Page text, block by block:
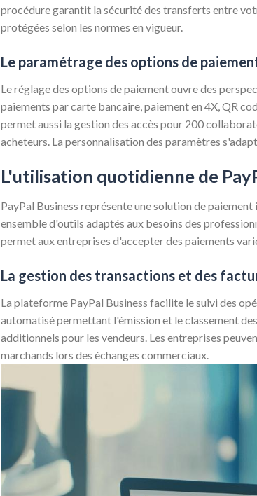
procédure garantit la sécurité des transferts entre
protégées selon les normes en vigueur.
Le paramétrage des options de
Le réglage des options de paiement ouvre des
paiements par carte bancaire, paiement en 4X, QR
permet aussi la gestion des accès pour 200
acheteurs. La personnalisation des paramètres
L'utilisation quotidienne de
PayPal Business représente une solution de
ensemble d'outils adaptés aux besoins des
permet aux entreprises d'accepter des paiements
La gestion des transactions et des
La plateforme PayPal Business facilite le suivi des
automatisé permettant l'émission et le classement
additionnels pour les vendeurs. Les entreprises
marchands lors des échanges commerciaux.